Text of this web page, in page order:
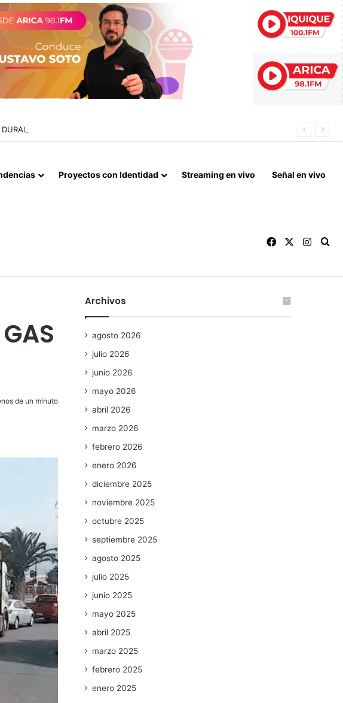
LAS CRECIDAS ESTIVALES EN ARICA Y PARINACOTA
Proyectos con Identidad Streaming en vivo Señal en vivo
Facebook
de un minuto
Archivos
agosto 2026
julio 2026
junio 2026
mayo 2026
abril 2026
marzo 2026
febrero 2026
enero 2026
diciembre 2025
noviembre 2025
octubre 2025
septiembre 2025
agosto 2025
julio 2025
junio 2025
mayo 2025
abril 2025
marzo 2025
febrero 2025
enero 2025